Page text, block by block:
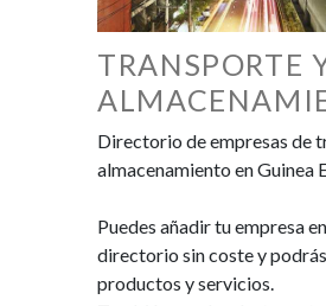
TRANSPORTE
Directorio de empresas de
almacenamiento en Guinea
Puedes añadir tu empresa
directorio sin coste y
productos y servicios.